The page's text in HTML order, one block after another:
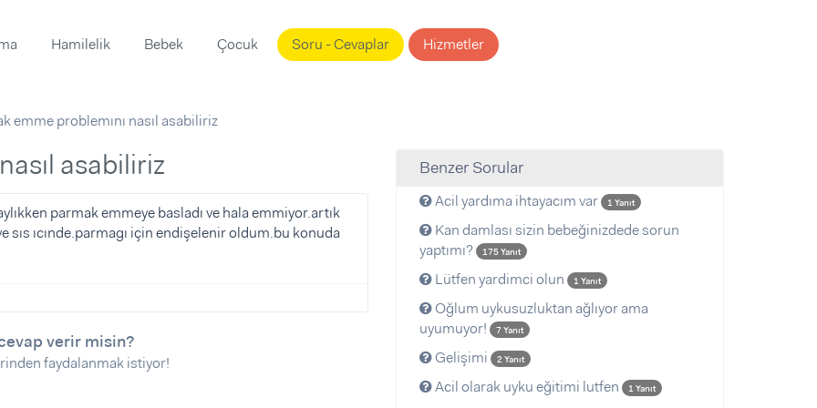
Hamilelik Bebek Çocuk Soru - Cevaplar Hizmetler
emme problemını nasıl asabiliriz
asabiliriz
parmak emmeye basladı ve hala emmiyor.artık
sıs ıcınde.parmagı için endişelenir oldum.bu konuda
verir misin?
faydalanmak istiyor!
Benzer Sorular
Acil yardıma ihtayacım var 1 Yanıt
Kan damlası sizin bebeğinizdede sorun
yaptımı?
175 Yanıt
Lütfen yardimci olun 1 Yanıt
Oğlum uykusuzluktan ağlıyor ama
uyumuyor!
7 Yanıt
Gelişimi 2 Yanıt
Acil olarak uyku eğitimi lutfen 1 Yanıt